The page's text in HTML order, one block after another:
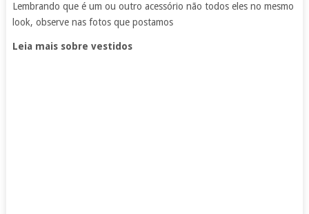
Lembrando que é um ou outro acessório não todos eles no mesmo
look, observe nas fotos que postamos
Leia mais sobre vestidos